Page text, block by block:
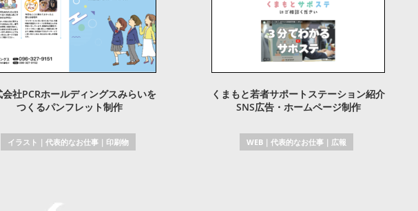
会社PCRホールディングスみらいを
つくるパンフレット制作
イラスト ｜ 代表的なお仕事｜ 印刷物
くまもと若者サポートステーション紹介
SNS広告・ホームページ制作
WEB ｜ 代表的なお仕事 ｜ 広報